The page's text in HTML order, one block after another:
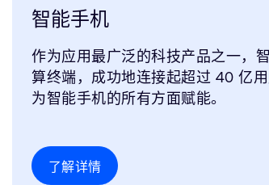
智能手机
作为应用最广泛的科技产品之一，
算终端，成功地连接起超过 40 亿
为智能手机的所有方面赋能。
了解详情